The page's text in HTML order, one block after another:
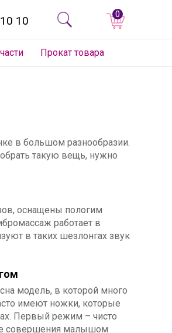
10 0
Прокат товара
в большом разнообразии.
такую вещь, нужно
оснащены пологим
работает в
в таких шезлонгах звук
модель, в которой много
имеют ножки, которые
Первый режим – чисто
совершения малышом